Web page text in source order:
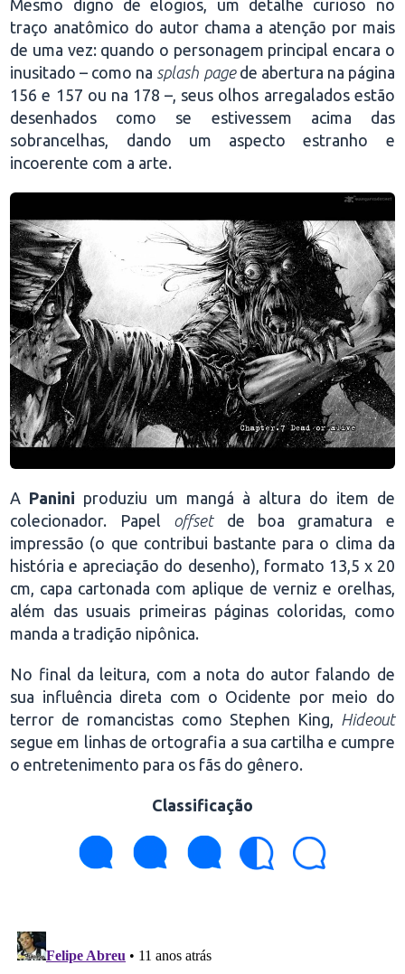
Mesmo digno de elogios, um detalhe curioso no
traço anatômico do autor chama a atenção por mais
de uma vez: quando o personagem principal encara o
inusitado – como na splash pagede abertura na página
156 e 157 ou na 178 –, seus olhos arregalados estão
desenhados como se estivessem acima das
sobrancelhas, dando um aspecto estranho e
incoerente com a arte.
A Panini produziu um mangá à altura do item de
colecionador. Papel offsetde boa gramatura e
impressão (o que contribui bastante para o clima da
história e apreciação do desenho), formato 13,5 x 20
cm, capa cartonada com aplique de verniz e orelhas,
além das usuais primeiras páginas coloridas, como
manda a tradição nipônica.
No final da leitura, com a nota do autor falando de
sua influência direta com o Ocidente por meio do
terror de romancistas como Stephen King,
Hideout
segue em linhas de ortografia a sua cartilha e cumpre
o entretenimento para os fãs do gênero.
Classificação